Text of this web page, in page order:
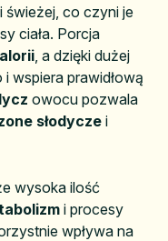
świeżej, co czyni je
ciała. Porcja
, a dzięki dużej
i wspiera prawidłową
owocu pozwala
słodycze i
wysoka ilość
i procesy
wpływa na